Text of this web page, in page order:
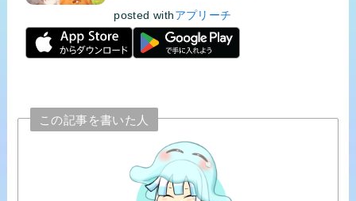
posted withアプリーチ
この記事を書いた人